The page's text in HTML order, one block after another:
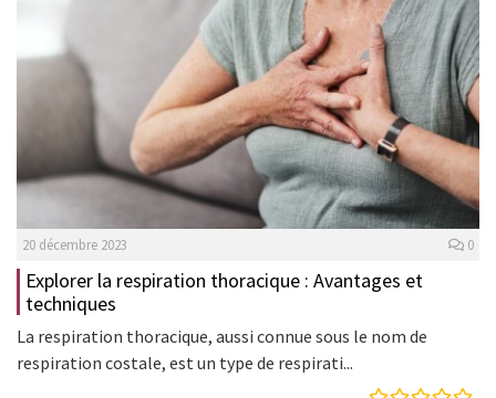
20 décembre 2023 0
Explorer la respiration thoracique : Avantages et
techniques
La respiration thoracique, aussi connue sous le nom de
respiration costale, est un type de respirati...